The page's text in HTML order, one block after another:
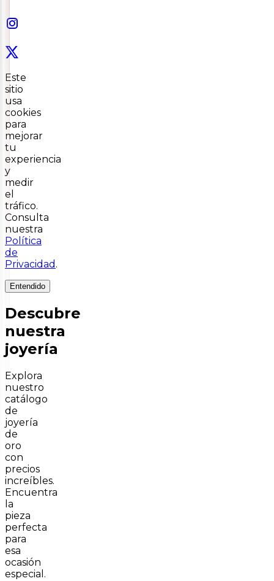
Este
sitio
usa
cookies
para
mejorar
tu
experiencia
y
medir
el
tráfico.
Consulta
nuestra
Política
de
Privacidad .
Entendido
Descubre
nuestra
joyería
Explora
nuestro
catálogo
de
joyería
de
oro
con
precios
increíbles.
Encuentra
la
pieza
perfecta
para
esa
ocasión
especial.